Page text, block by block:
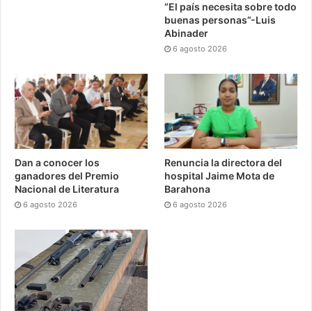
“El país necesita sobre todo
buenas personas”-Luis
Abinader
6 agosto 2026
Dan a conocer los
ganadores del Premio
Nacional de Literatura
6 agosto 2026
Renuncia la directora del
hospital Jaime Mota de
Barahona
6 agosto 2026